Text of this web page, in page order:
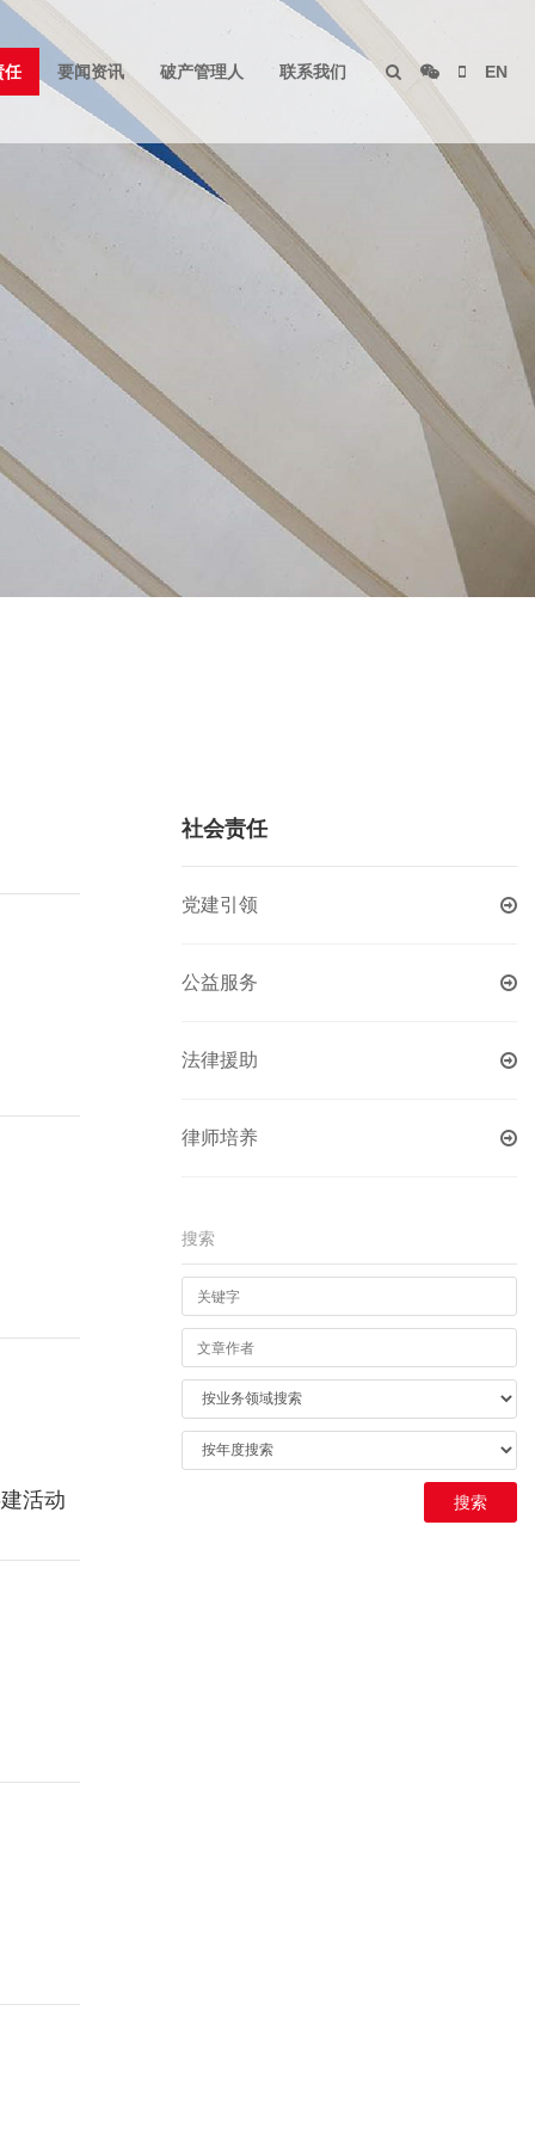
任 要闻资讯 破产管理人 联系我们 EN
活动
社会责任
党建引领
公益服务
法律援助
律师培养
搜索